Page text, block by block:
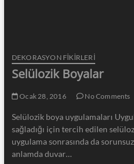
DEKORASYON FİKİRLERİ
Selülozik Boyalar
Ocak 28, 2016 No Comments
Selülozik boya uygulamaları
sağladığı için tercih edilen
uygulama sonrasında da
anlamda duvar…